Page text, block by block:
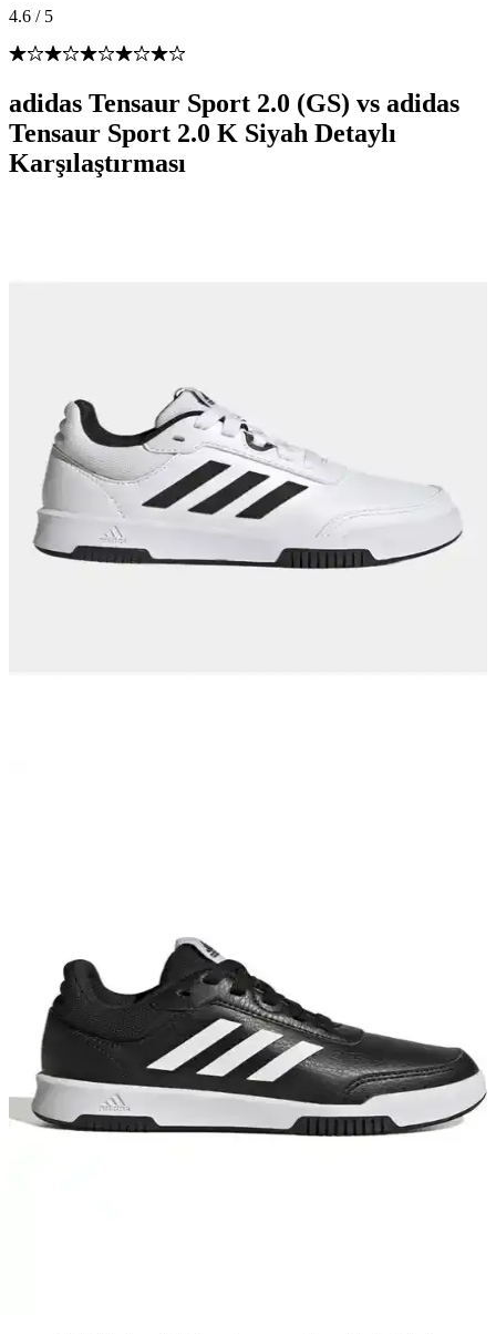
4.6 / 5
adidas Tensaur Sport 2.0 (GS) vs adidas
Tensaur Sport 2.0 K Siyah Detaylı
Karşılaştırması